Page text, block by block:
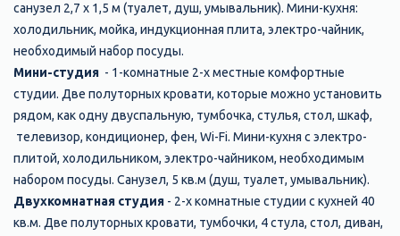
санузел 2,7 х 1,5 м (туалет, душ, умывальник). Мини-кухня:
холодильник, мойка, индукционная плита, электро-чайник,
необходимый набор посуды.
Мини-студия - 1-комнатные 2-х местные комфортные
студии. Две полуторных кровати, которые можно установить
рядом, как одну двуспальную, тумбочка, стулья, стол, шкаф,
телевизор, кондиционер, фен, Wi-Fi. Мини-кухня с электро-
плитой, холодильником, электро-чайником, необходимым
набором посуды. Санузел, 5 кв.м (душ, туалет, умывальник).
Двухкомнатная студия - 2-х комнатные студии с кухней 40
кв.м. Две полуторных кровати, тумбочки, 4 стула, стол, диван,